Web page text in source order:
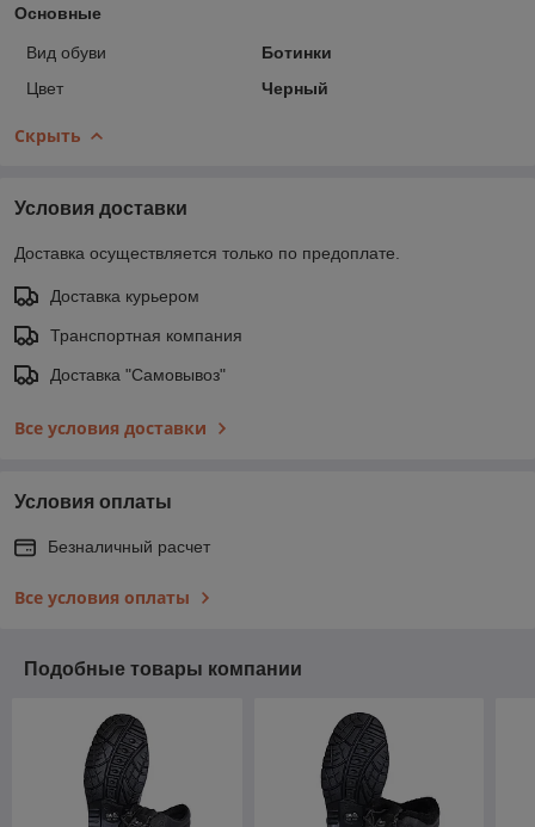
Основные
Вид обуви
Ботинки
Цвет
Черный
Скрыть
Условия доставки
Доставка осуществляется только по предоплате.
Доставка курьером
Транспортная компания
Доставка "Самовывоз"
Все условия доставки
Условия оплаты
Безналичный расчет
Все условия оплаты
Подобные товары компании